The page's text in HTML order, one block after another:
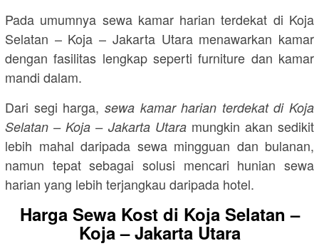
Pada umumnya sewa kamar harian terdekat di Koja
Selatan – Koja – Jakarta Utara menawarkan kamar
dengan fasilitas lengkap seperti furniture dan kamar
mandi dalam.
Dari segi harga, sewa kamar harian terdekat di Koja
Selatan – Koja – Jakarta Utaramungkin akan sedikit
lebih mahal daripada sewa mingguan dan bulanan,
namun tepat sebagai solusi mencari hunian sewa
harian yang lebih terjangkau daripada hotel.
Harga Sewa Kost di Koja Selatan –
Koja – Jakarta Utara